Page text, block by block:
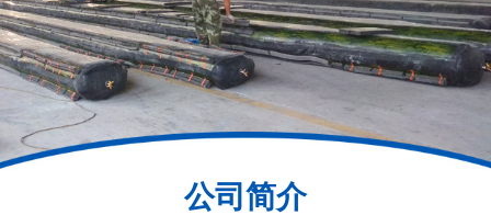
污水管道封堵气囊 管道堵水气囊
公司简介